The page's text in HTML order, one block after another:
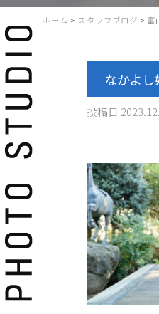
ホーム > スタッフブログ > 富
なかよし
投稿日